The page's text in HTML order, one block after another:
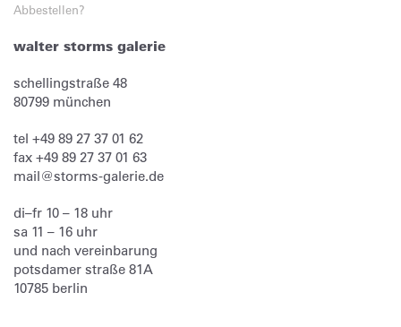
Abbestellen?
walter storms galerie
schellingstraße 48
80799 münchen
tel +49 89 27 37 01 62
fax +49 89 27 37 01 63
mail@storms-galerie.de
di–fr 10 – 18 uhr
sa 11 – 16 uhr
und nach vereinbarung
potsdamer straße 81A
10785 berlin